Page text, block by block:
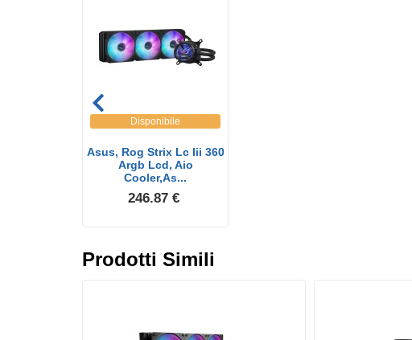
Disponibile
Asus, Rog Strix Lc Iii 360
Argb Lcd, Aio
Cooler,As...
246.87 €
Prodotti Simili